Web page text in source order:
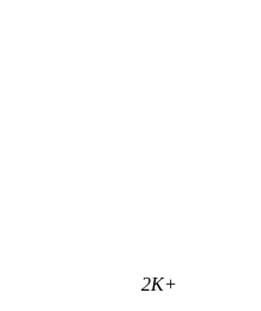
2K+